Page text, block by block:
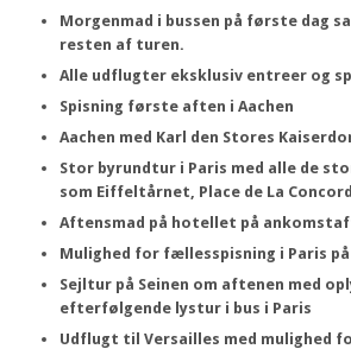
Morgenmad i bussen på første dag
resten af turen.
Alle udflugter eksklusiv entreer og
Spisning første aften i Aachen
Aachen med Karl den Stores
Stor byrundtur i Paris med alle de
som Eiffeltårnet, Place de La
Aftensmad på hotellet på
Mulighed for fællesspisning i Paris
Sejltur på Seinen om aftenen med
efterfølgende lystur i bus i Paris
Udflugt til Versailles med mulighed